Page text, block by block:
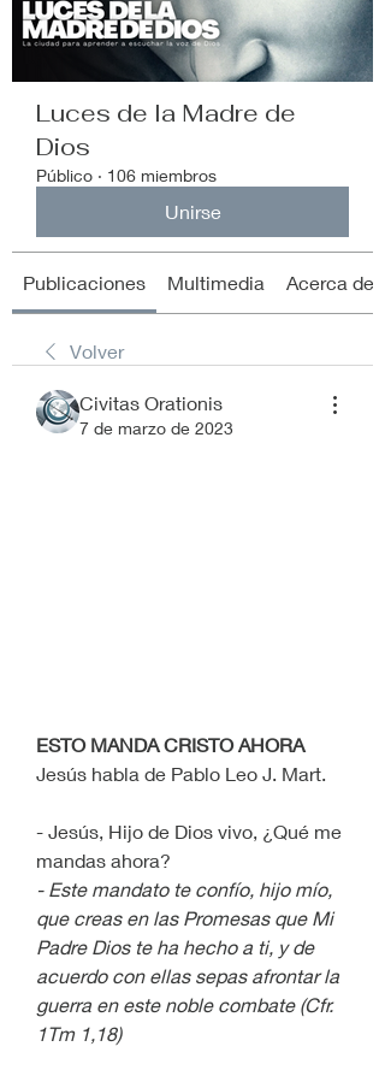
Luces de la Madre de
Dios
Público · 106 miembros
Unirse
Publicaciones Multimedia Acerca de
Volver
Civitas Orationis
7 de marzo de 2023
ESTO MANDA CRISTO AHORA
Jesús habla de Pablo Leo J. Mart.
- Jesús, Hijo de Dios vivo, ¿Qué me
mandas ahora?
- Este mandato te confío, hijo mío,
que creas en las Promesas que Mi
Padre Dios te ha hecho a ti, y de
acuerdo con ellas sepas afrontar la
guerra en este noble combate (Cfr.
1Tm 1,18)